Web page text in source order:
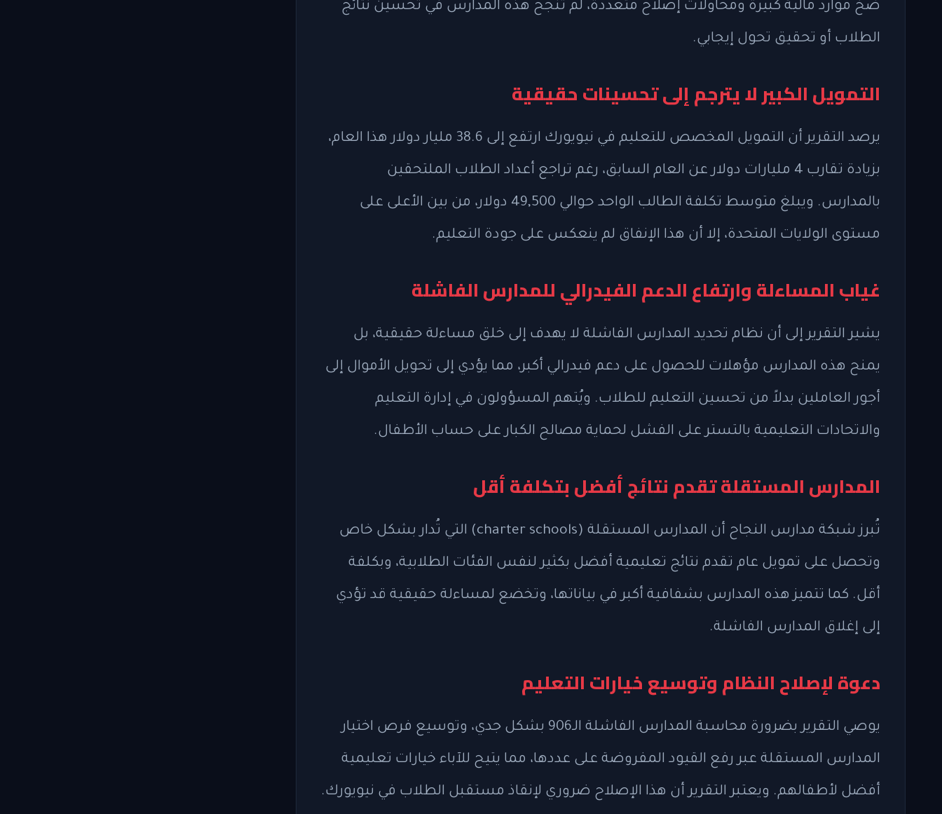
ضخ موارد مالية كبيرة ومحاولات إصلاح متعددة، لم تنجح هذه المدارس في تحسين نتائج
الطلاب أو تحقيق تحول إيجابي.
التمويل الكبير لا يترجم إلى تحسينات حقيقية
يرصد التقرير أن التمويل المخصص للتعليم في نيويورك ارتفع إلى 38.6 مليار دولار هذا العام،
بزيادة تقارب 4 مليارات دولار عن العام السابق، رغم تراجع أعداد الطلاب الملتحقين
بالمدارس. ويبلغ متوسط تكلفة الطالب الواحد حوالي 49,500 دولار، من بين الأعلى على
مستوى الولايات المتحدة، إلا أن هذا الإنفاق لم ينعكس على جودة التعليم.
غياب المساءلة وارتفاع الدعم الفيدرالي للمدارس الفاشلة
يشير التقرير إلى أن نظام تحديد المدارس الفاشلة لا يهدف إلى خلق مساءلة حقيقية، بل
يمنح هذه المدارس مؤهلات للحصول على دعم فيدرالي أكبر، مما يؤدي إلى تحويل الأموال إلى
أجور العاملين بدلاً من تحسين التعليم للطلاب. ويُتهم المسؤولون في إدارة التعليم
والاتحادات التعليمية بالتستر على الفشل لحماية مصالح الكبار على حساب الأطفال.
المدارس المستقلة تقدم نتائج أفضل بتكلفة أقل
تُبرز شبكة مدارس النجاح أن المدارس المستقلة (charter schools) التي تُدار بشكل خاص
وتحصل على تمويل عام تقدم نتائج تعليمية أفضل بكثير لنفس الفئات الطلابية، وبكلفة
أقل. كما تتميز هذه المدارس بشفافية أكبر في بياناتها، وتخضع لمساءلة حقيقية قد تؤدي
إلى إغلاق المدارس الفاشلة.
دعوة لإصلاح النظام وتوسيع خيارات التعليم
يوصي التقرير بضرورة محاسبة المدارس الفاشلة الـ906 بشكل جدي، وتوسيع فرص اختيار
المدارس المستقلة عبر رفع القيود المفروضة على عددها، مما يتيح للآباء خيارات تعليمية
أفضل لأطفالهم. ويعتبر التقرير أن هذا الإصلاح ضروري لإنقاذ مستقبل الطلاب في نيويورك.